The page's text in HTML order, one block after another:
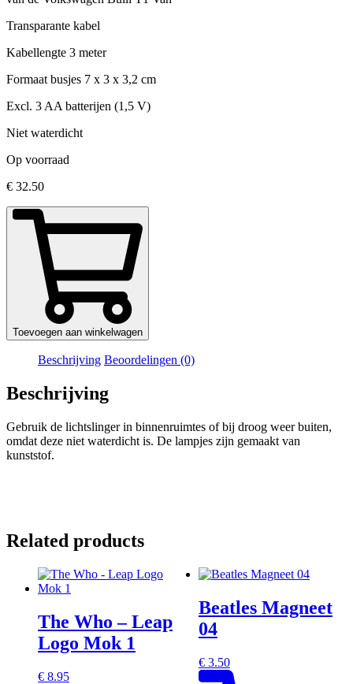
Transparante kabel
Kabellengte 3 meter
Formaat busjes 7 x 3 x 3,2 cm
Excl. 3 AA batterijen (1,5 V)
Niet waterdicht
Op voorraad
€ 32.50
Toevoegen aan winkelwagen
Beschrijving Beoordelingen (0)
Beschrijving
Gebruik de lichtslinger in binnenruimtes of bij droog weer buiten,
omdat deze niet waterdicht is. De lampjes zijn gemaakt van
kunststof.
Related products
The Who – Leap
Logo Mok 1
€ 8.95
Beatles Magneet
04
€3.50